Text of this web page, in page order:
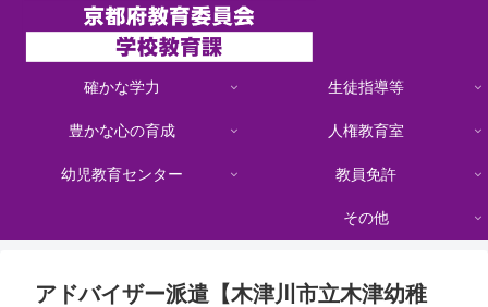
確かな学力 生徒指導等
豊かな心の育成 人権教育室
幼児教育センター 教員免許
その他
アドバイザー派遣【木津川市立木津幼稚